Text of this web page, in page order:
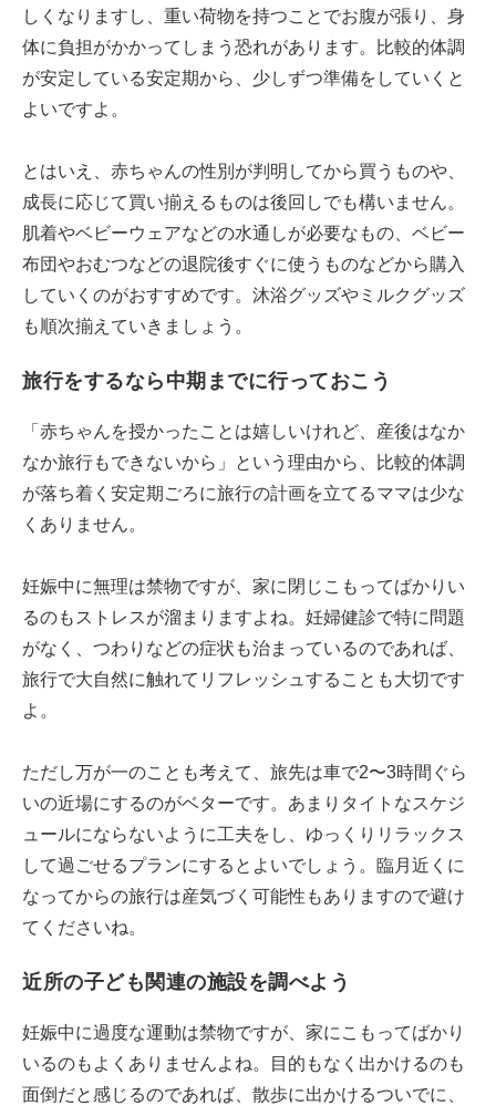
しくなりますし、重い荷物を持つことでお腹が張り、身
体に負担がかかってしまう恐れがあります。比較的体調
が安定している安定期から、少しずつ準備をしていくと
よいですよ。
とはいえ、赤ちゃんの性別が判明してから買うものや、
成長に応じて買い揃えるものは後回しでも構いません。
肌着やベビーウェアなどの水通しが必要なもの、ベビー
布団やおむつなどの退院後すぐに使うものなどから購入
していくのがおすすめです。沐浴グッズやミルクグッズ
も順次揃えていきましょう。
旅行をするなら中期までに行っておこう
「赤ちゃんを授かったことは嬉しいけれど、産後はなか
なか旅行もできないから」という理由から、比較的体調
が落ち着く安定期ごろに旅行の計画を立てるママは少な
くありません。
妊娠中に無理は禁物ですが、家に閉じこもってばかりい
るのもストレスが溜まりますよね。妊婦健診で特に問題
がなく、つわりなどの症状も治まっているのであれば、
旅行で大自然に触れてリフレッシュすることも大切です
よ。
ただし万が一のことも考えて、旅先は車で2〜3時間ぐら
いの近場にするのがベターです。あまりタイトなスケジ
ュールにならないように工夫をし、ゆっくりリラックス
して過ごせるプランにするとよいでしょう。臨月近くに
なってからの旅行は産気づく可能性もありますので避け
てくださいね。
近所の子ども関連の施設を調べよう
妊娠中に過度な運動は禁物ですが、家にこもってばかり
いるのもよくありませんよね。目的もなく出かけるのも
面倒だと感じるのであれば、散歩に出かけるついでに、